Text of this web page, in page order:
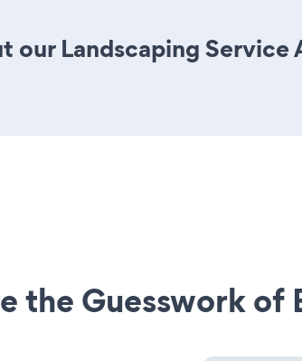
our Landscaping Service
the Guesswork of